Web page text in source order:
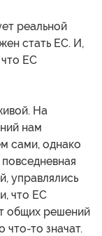
реальной
стать ЕС. И,
ЕС
На
нам
сами, однако
управлялись
что ЕС
общих решений
что-то значат.